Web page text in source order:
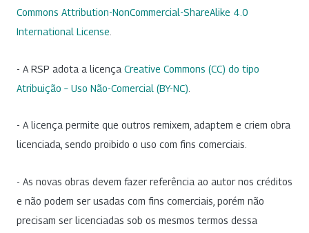
Commons Attribution-NonCommercial-ShareAlike 4.0
International License
- A RSP adota a licença Creative Commons (CC) do tipo
Atribuição – Uso Não-Comercial (BY-NC)
- A licença permite que outros remixem, adaptem e criem obra
licenciada, sendo proibido o uso com fins comerciais.
- As novas obras devem fazer referência ao autor nos créditos
e não podem ser usadas com fins comerciais, porém não
precisam ser licenciadas sob os mesmos termos dessa